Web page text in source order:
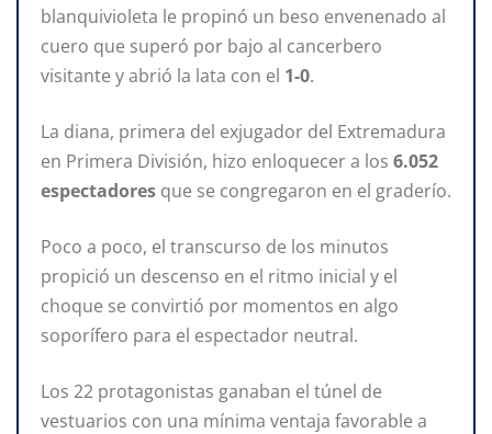
blanquivioleta le propinó un beso envenenado al
cuero que superó por bajo al cancerbero
visitante y abrió la lata con el 1-0.
La diana, primera del exjugador del Extremadura
en Primera División, hizo enloquecer a los 6.052
espectadores que se congregaron en el graderío.
Poco a poco, el transcurso de los minutos
propició un descenso en el ritmo inicial y el
choque se convirtió por momentos en algo
soporífero para el espectador neutral.
Los 22 protagonistas ganaban el túnel de
vestuarios con una mínima ventaja favorable a